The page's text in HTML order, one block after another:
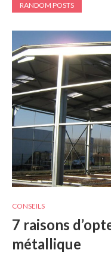
RANDOM POSTS
CONSEILS
7 raisons
métallique